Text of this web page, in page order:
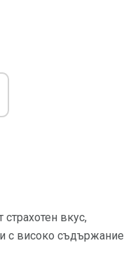
страхотен вкус,
с високо съдържание